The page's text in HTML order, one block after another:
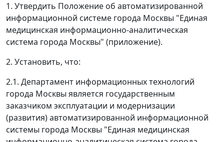
1. Утвердить Положение об автоматизированной
информационной системе города Москвы "Единая
медицинская информационно-аналитическая
система города Москвы" (приложение).
2. Установить, что:
2.1. Департамент информационных технологий
города Москвы является государственным
заказчиком эксплуатации и модернизации
(развития) автоматизированной информационной
системы города Москвы "Единая медицинская